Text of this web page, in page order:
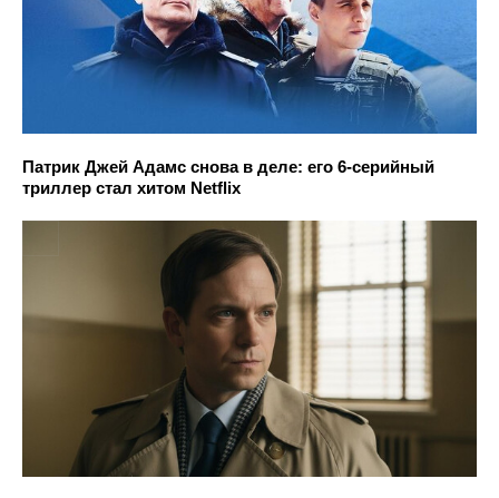
Патрик Джей Адамс снова в деле: его 6-серийный
триллер стал хитом Netflix